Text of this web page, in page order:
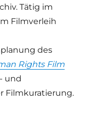
Tätig im
Filmverleih
des
Rights Film
und
Filmkuratierung.